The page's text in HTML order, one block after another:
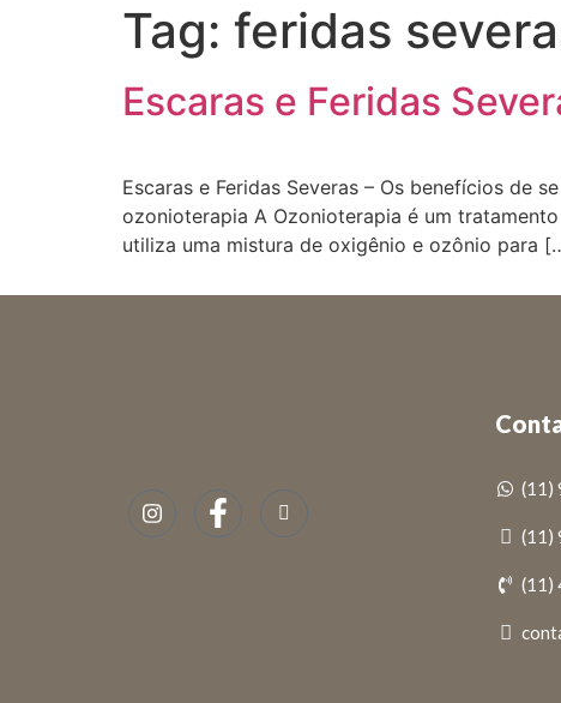
Tag: feridas
Escaras e Feridas
Escaras e Feridas Severas – Os benefícios de
ozonioterapia A Ozonioterapia é um
utiliza uma mistura de oxigênio e ozônio para
(11)
(11)
(11)